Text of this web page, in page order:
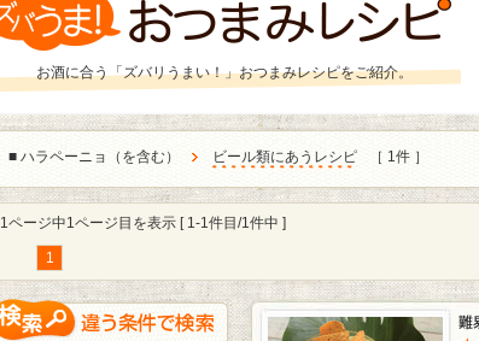
お酒に合う「ズバリうまい！」おつまみレシピをご紹介。
■ ハラペーニョ（を含む） ビール類にあうレシピ ［ 1件 ］
1ページ中1ページ目を表示 [ 1-1件目/1件中 ]
1